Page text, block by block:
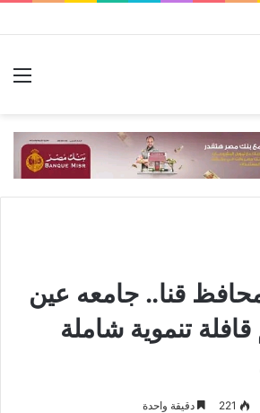
قنا.. جامعه عين
تنموية شاملة
221 دقيقة واحدة